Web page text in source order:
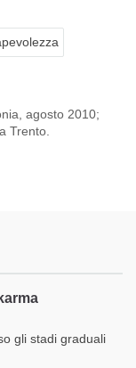
agosto 2010;
Trento.
gli stadi graduali